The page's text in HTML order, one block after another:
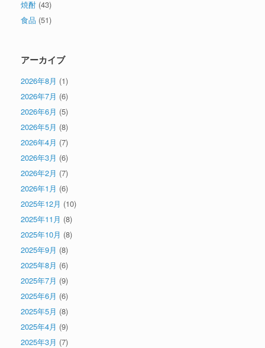
焼酎 (43)
食品 (51)
アーカイブ
2026年8月 (1)
2026年7月 (6)
2026年6月 (5)
2026年5月 (8)
2026年4月 (7)
2026年3月 (6)
2026年2月 (7)
2026年1月 (6)
2025年12月 (10)
2025年11月 (8)
2025年10月 (8)
2025年9月 (8)
2025年8月 (6)
2025年7月 (9)
2025年6月 (6)
2025年5月 (8)
2025年4月 (9)
2025年3月 (7)